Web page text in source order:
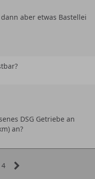
aber etwas Bastellei
DSG Getriebe an
an?
4